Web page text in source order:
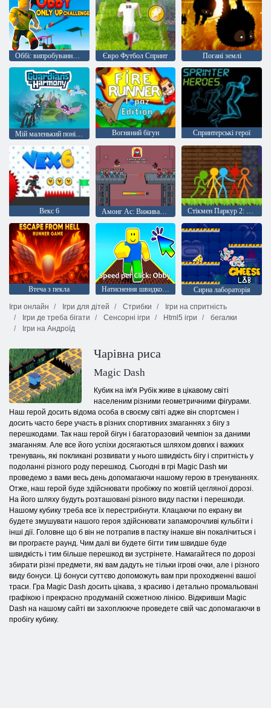
Оббі: випробування тільки вгору Євро Футбол Спринт Погані землі
Вогняний бігун Спринтерські герої
Векс 6 Амонг Ас: Виживання 456, але це самозванець Стікмен Паркур 2: Щасливі Блок
Втеча з пекла Натиснення швидкості: Оббі
Сирна лабораторія
Ігри онлайн
Ігри для дітей Стрибки
Ігри на спритність
Ігри де треба бігати
Сенсорні ігри Html5 ігри
бегалки
Ігри на Андроїд
Чарівна риса
Magic Dash
Кубик на ім'я Рубік живе в цікавому світі
населеним різними геометричними фігурами.
Наш герой досить відома особа в своєму світі адже він спортсмен і
досить часто бере участь в різних спортивних змаганнях з бігу з
перешкодами. Так наш герой бігун і багаторазовий чемпіон за даними
змаганням. Але все його успіхи досягаються шляхом довгих і важких
тренувань, які покликані розвивати у нього швидкість бігу і спритність у
подоланні різного роду перешкод. Сьогодні в грі Magic Dash ми
проведемо з вами весь день допомагаючи нашому герою в тренуваннях.
Отже, наш герой буде здійснювати пробіжку по жовтій цегляної дорозі.
На його шляху будуть розташовані різного виду пастки і перешкоди.
Нашому кубику треба все їх перестрибнути. Клацаючи по екрану ви
будете змушувати нашого героя здійснювати запаморочливі кульбіти і
інші дії. Головне що б він не потрапив в пастку інакше він покалічиться і
ви програєте раунд. Чим далі ви будете бігти тим швидше буде
швидкість і тим більше перешкод ви зустрінете. Намагайтеся по дорозі
збирати різні предмети, які вам дадуть не тільки ігрові очки, але і різного
виду бонуси. Ці бонуси суттєво допоможуть вам при проходженні вашої
траси. Гра Magic Dash досить цікава, з красиво і детально промальовані
графікою і прекрасно продуманій сюжетною лінією. Відкривши Magic
Dash на нашому сайті ви захоплююче проведете свій час допомагаючи в
пробігу кубику.